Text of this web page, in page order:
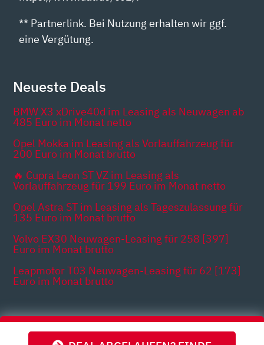
** Partnerlink. Bei Nutzung erhalten wir ggf.
eine Vergütung.
Neueste Deals
BMW X3 xDrive40d im Leasing als Neuwagen ab
485 Euro im Monat netto
Opel Mokka im Leasing als Vorlauffahrzeug für
200 Euro im Monat brutto
🔥 Cupra Leon ST VZ im Leasing als
Vorlauffahrzeug für 199 Euro im Monat netto
Opel Astra ST im Leasing als Tageszulassung für
135 Euro im Monat brutto
Volvo EX30 Neuwagen-Leasing für 258 [397]
Euro im Monat brutto
Leapmotor T03 Neuwagen-Leasing für 62 [173]
Euro im Monat brutto